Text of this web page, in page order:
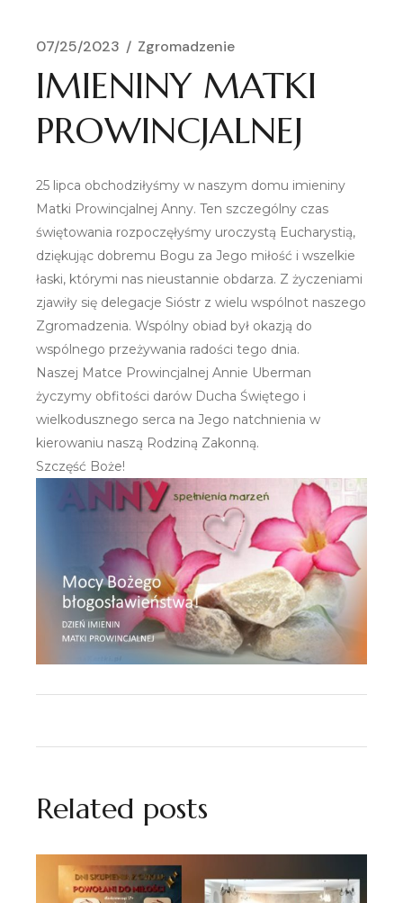
07/25/2023 Zgromadzenie
IMIENINY MATKI
PROWINCJALNEJ
25 lipca obchodziłyśmy w naszym domu imieniny
Matki Prowincjalnej Anny. Ten szczególny czas
świętowania rozpoczęłyśmy uroczystą Eucharystią,
dziękując dobremu Bogu za Jego miłość i wszelkie
łaski, którymi nas nieustannie obdarza. Z życzeniami
zjawiły się delegacje Sióstr z wielu wspólnot naszego
Zgromadzenia. Wspólny obiad był okazją do
wspólnego przeżywania radości tego dnia.
Naszej Matce Prowincjalnej Annie Uberman
życzymy obfitości darów Ducha Świętego i
wielkodusznego serca na Jego natchnienia w
kierowaniu naszą Rodziną Zakonną.
Szczęść Boże!
Related posts